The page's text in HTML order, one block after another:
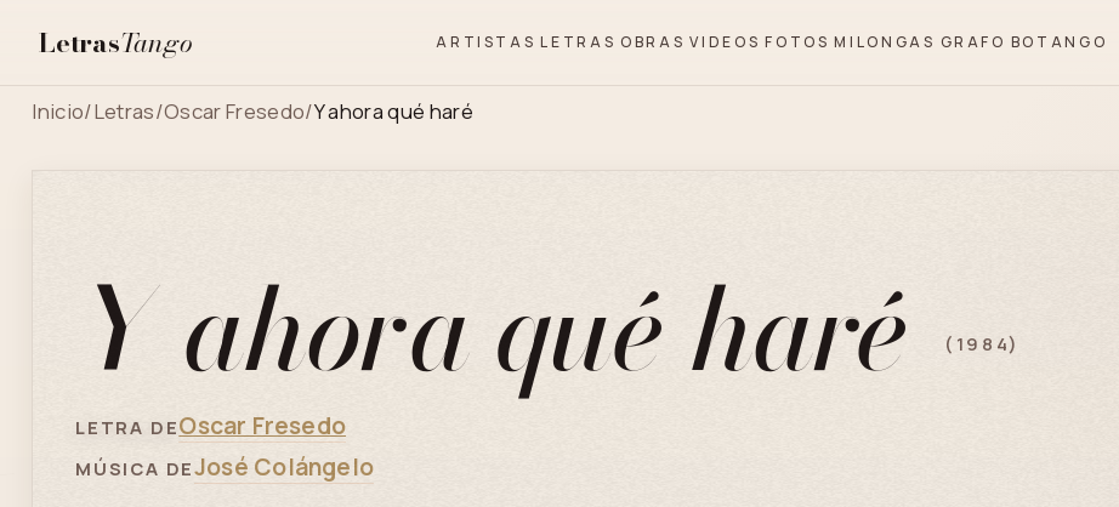
LetrasTango ARTISTAS LETRAS OBRAS VIDEOS FOTOS MILONGAS GRAFO BOTANGO
Inicio/Letras/Oscar Fresedo/Y ahora qué haré
Y ahora qué haré (1984)
LETRA DEOscar Fresedo
MÚSICA DEJosé Colángelo